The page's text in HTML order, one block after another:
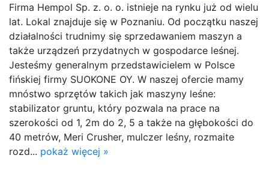
Firma Hempol Sp. z. o. o. istnieje na rynku już od wielu
lat. Lokal znajduje się w Poznaniu. Od początku naszej
działalności trudnimy się sprzedawaniem maszyn a
także urządzeń przydatnych w gospodarce leśnej.
Jesteśmy generalnym przedstawicielem w Polsce
fińskiej firmy SUOKONE OY. W naszej ofercie mamy
mnóstwo sprzętów takich jak maszyny leśne:
stabilizator gruntu, który pozwala na prace na
szerokości od 1, 2m do 2, 5 a także na głębokości do
40 metrów, Meri Crusher, mulczer leśny, rozmaite
rozd... pokaż więcej »